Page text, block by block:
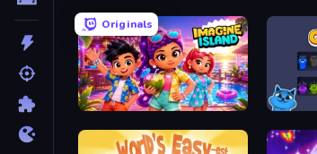
Originals
Imagine Island Cat Sort